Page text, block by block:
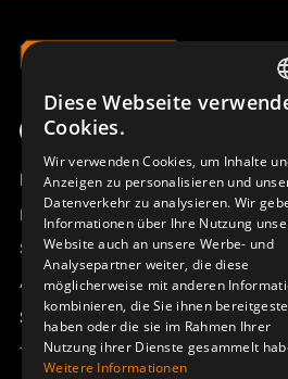
Produktübersicht
Remotus
Sesam
Access_Ctrl
Support
Technischer Support
Diese Webseite
Cookies.
Wir verwenden Cookies, um Inhalte
Anzeigen zu personalisieren und
Datenverkehr zu analysieren. Wir
Informationen über Ihre Nutzung
Website auch an unsere Werbe- und
Analysepartner weiter, die diese
möglicherweise mit anderen
kombinieren, die Sie ihnen
haben oder die sie im Rahmen Ihrer
Nutzung ihrer Dienste gesammelt
Weitere Informationen